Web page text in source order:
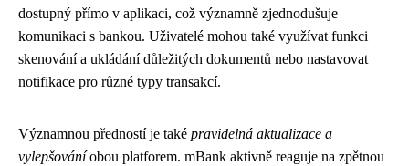
dostupný přímo v aplikaci, což významně zjednodušuje
komunikaci s bankou. Uživatelé mohou také využívat funkci
skenování a ukládání důležitých dokumentů nebo nastavovat
notifikace pro různé typy transakcí.
Významnou předností je také pravidelná aktualizace a
vylepšováníobou platforem. mBank aktivně reaguje na zpětnou